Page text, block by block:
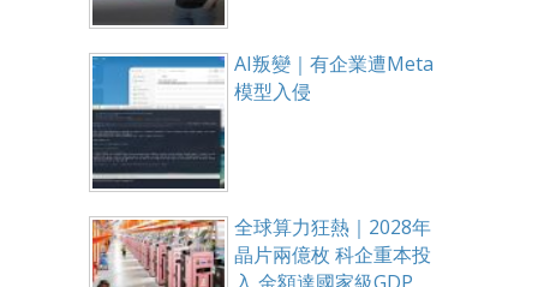
AI叛變｜有企業遭Meta
模型入侵
全球算力狂熱｜2028年
晶片兩億枚 科企重本投